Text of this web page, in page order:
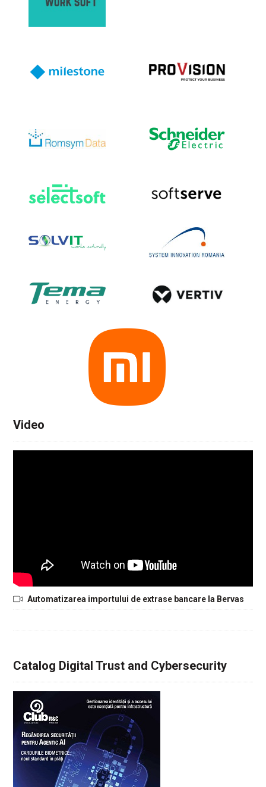
Video
Automatizarea importului de extrase bancare la Bervas
Catalog Digital Trust and Cybersecurity